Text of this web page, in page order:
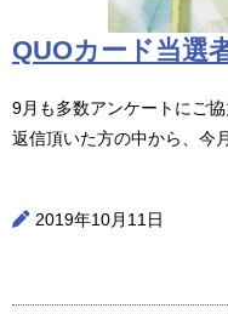
QUOカード当選
9月も多数アンケートにご
返信頂いた方の中から、今
2019年10月11日